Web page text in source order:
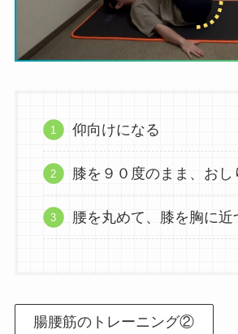
仰向けになる
膝を９０度のまま、おし
腰を丸めて、膝を胸に近
腸腰筋のトレーニング②